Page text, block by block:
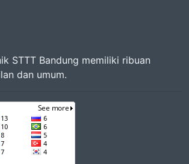
STTT Bandung memiliki ribuan
dan umum.